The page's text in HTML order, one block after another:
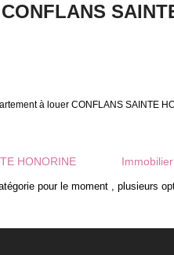
à louer CONFLANS SAINTE
HONORINE
pour le moment , plusieurs